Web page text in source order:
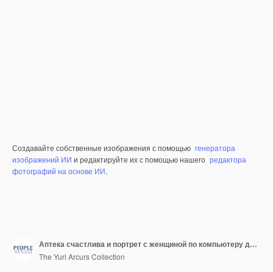
Создавайте собственные изображения с помощью генератора
изображений ИИ и редактируйте их с помощью нашего редактора
фотографий на основе ИИ.
Аптека счастлива и портрет с женщиной по компьютеру для обслуживания клиентов лекарства и рецепты Улыбка фармацевта и медицинского работника в аптеке для фармацевтического снабжения и здравоохранения
The Yuri Arcurs Collection